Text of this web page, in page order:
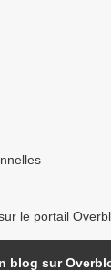
le portail
blog sur